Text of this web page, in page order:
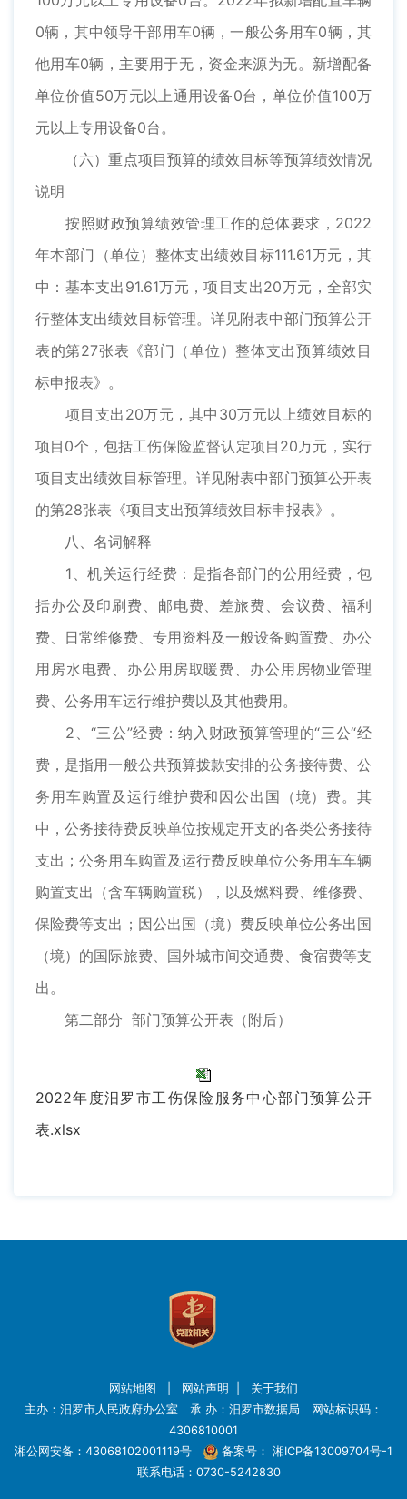
0辆，其中领导干部用车0辆，一般公务用车0辆，其
他用车0辆，主要用于无，资金来源为无。新增配备
单位价值50万元以上通用设备0台，单位价值100万
元以上专用设备0台。
（六）重点项目预算的绩效目标等预算绩效情况
说明
按照财政预算绩效管理工作的总体要求，2022
年本部门（单位）整体支出绩效目标111.61万元，其
中：基本支出91.61万元，项目支出20万元，全部实
行整体支出绩效目标管理。详见附表中部门预算公开
表的第27张表《部门（单位）整体支出预算绩效目
标申报表》。
项目支出20万元，其中30万元以上绩效目标的
项目0个，包括工伤保险监督认定项目20万元，实行
项目支出绩效目标管理。详见附表中部门预算公开表
的第28张表《项目支出预算绩效目标申报表》。
八、名词解释
1、机关运行经费：是指各部门的公用经费，包
括办公及印刷费、邮电费、差旅费、会议费、福利
费、日常维修费、专用资料及一般设备购置费、办公
用房水电费、办公用房取暖费、办公用房物业管理
费、公务用车运行维护费以及其他费用。
2、“三公”经费：纳入财政预算管理的“三公“经
费，是指用一般公共预算拨款安排的公务接待费、公
务用车购置及运行维护费和因公出国（境）费。其
中，公务接待费反映单位按规定开支的各类公务接待
支出；公务用车购置及运行费反映单位公务用车车辆
购置支出（含车辆购置税），以及燃料费、维修费、
保险费等支出；因公出国（境）费反映单位公务出国
（境）的国际旅费、国外城市间交通费、食宿费等支
出。
第二部分 部门预算公开表（附后）
2022年度汨罗市工伤保险服务中心部门预算公开
表.xlsx
网站地图 网站声明
关于我们
主办：汨罗市人民政府办公室 承 办：汨罗市数据局 网站标识码：
4306810001
湘公网安备：43068102001119号
备案号： 湘ICP备13009704号-1
联系电话：0730-5242830